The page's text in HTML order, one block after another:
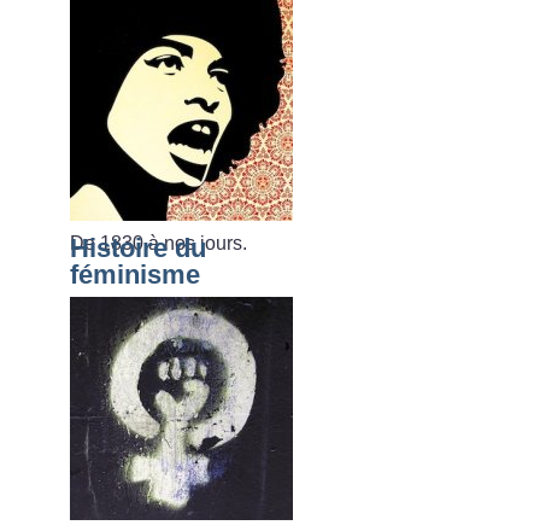
De 1830 à nos jours.
Histoire du
féminisme